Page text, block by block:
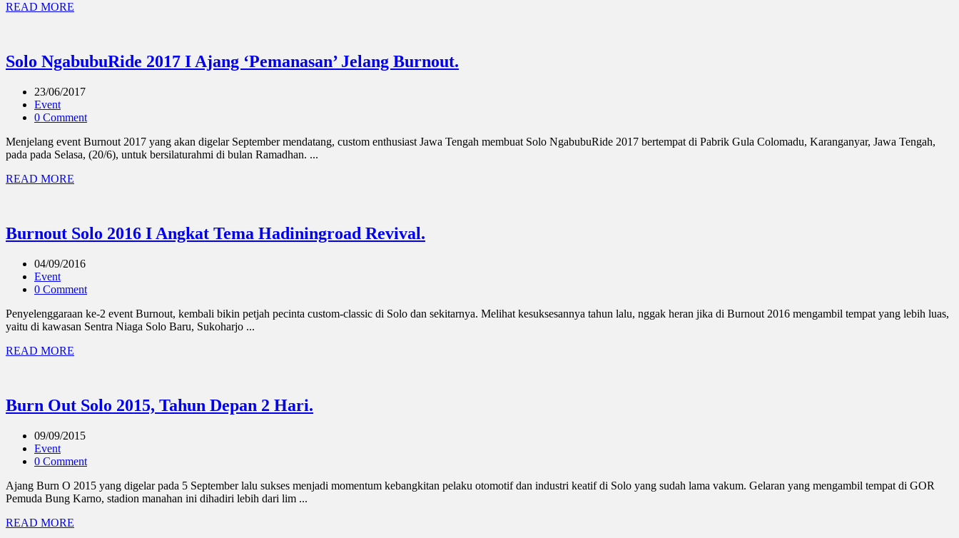
READ MORE
Solo NgabubuRide 2017 I Ajang ‘Pemanasan’ Jelang Burnout.
23/06/2017
Event
0 Comment
Menjelang event Burnout 2017 yang akan digelar September mendatang, custom enthusiast Jawa Tengah membuat Solo NgabubuRide 2017 bertempat di Pabrik Gula Colomadu, Karanganyar, Jawa Tengah,
pada pada Selasa, (20/6), untuk bersilaturahmi di bulan Ramadhan. ...
READ MORE
Burnout Solo 2016 I Angkat Tema Hadiningroad Revival.
04/09/2016
Event
0 Comment
Penyelenggaraan ke-2 event Burnout, kembali bikin petjah pecinta custom-classic di Solo dan sekitarnya. Melihat kesuksesannya tahun lalu, nggak heran jika di Burnout 2016 mengambil tempat yang lebih luas,
yaitu di kawasan Sentra Niaga Solo Baru, Sukoharjo ...
READ MORE
Burn Out Solo 2015, Tahun Depan 2 Hari.
09/09/2015
Event
0 Comment
Ajang Burn O 2015 yang digelar pada 5 September lalu sukses menjadi momentum kebangkitan pelaku otomotif dan industri keatif di Solo yang sudah lama vakum. Gelaran yang mengambil tempat di GOR
Pemuda Bung Karno, stadion manahan ini dihadiri lebih dari lim ...
READ MORE